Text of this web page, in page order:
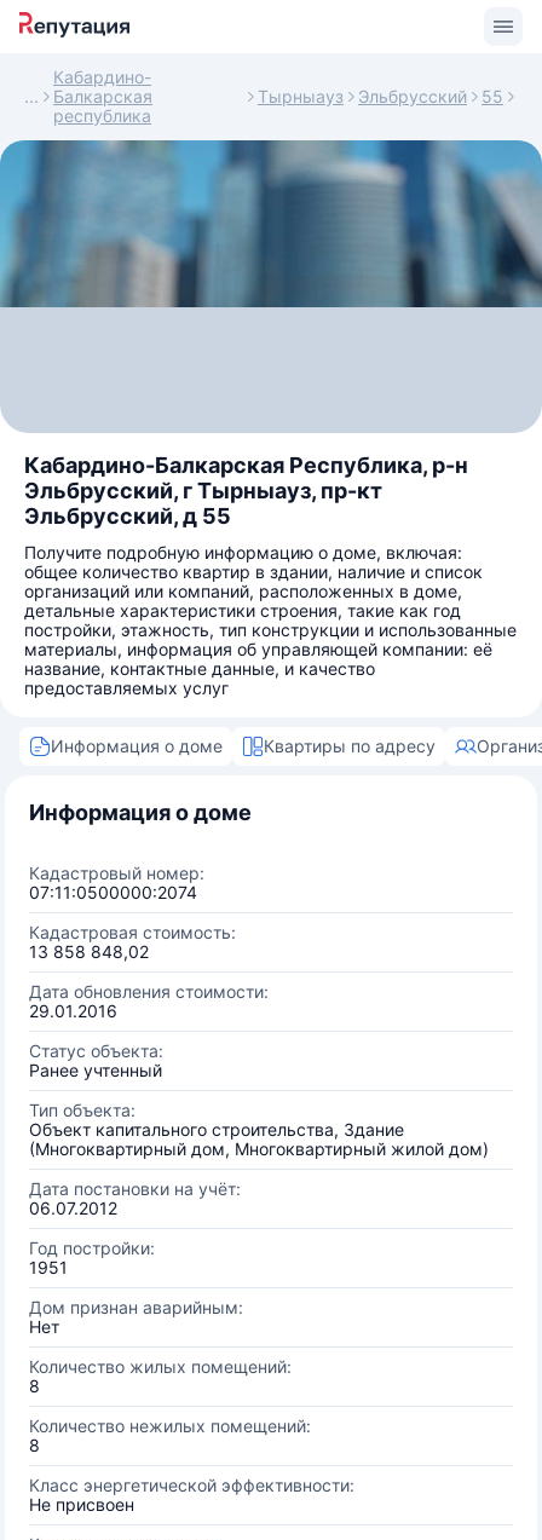
Кабардино-
Балкарская
республика
Тырныауз Эльбрусский 55
Кабардино-Балкарская Республика, р-н
Эльбрусский, г Тырныауз, пр-кт
Эльбрусский, д 55
Получите подробную информацию о доме, включая:
общее количество квартир в здании, наличие и список
организаций или компаний, расположенных в доме,
детальные характеристики строения, такие как год
постройки, этажность, тип конструкции и использованные
материалы, информация об управляющей компании: её
название, контактные данные, и качество
предоставляемых услуг
Информация о доме Квартиры по адресу
Информация о доме
Кадастровый номер:
07:11:0500000:2074
Кадастровая стоимость:
13 858 848,02
Дата обновления стоимости:
29.01.2016
Статус объекта:
Ранее учтенный
Тип объекта:
Объект капитального строительства, Здание
(Многоквартирный дом, Многоквартирный жилой дом)
Дата постановки на учёт:
06.07.2012
Год постройки:
1951
Дом признан аварийным:
Нет
Количество жилых помещений:
8
Количество нежилых помещений:
8
Класс энергетической эффективности:
Не присвоен